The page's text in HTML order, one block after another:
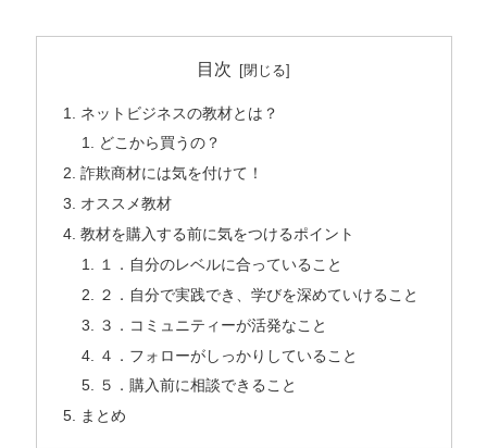
目次
ネットビジネスの教材とは？
どこから買うの？
詐欺商材には気を付けて！
オススメ教材
教材を購入する前に気をつけるポイント
１．自分のレベルに合っていること
２．自分で実践でき、学びを深めていけること
３．コミュニティーが活発なこと
４．フォローがしっかりしていること
５．購入前に相談できること
まとめ